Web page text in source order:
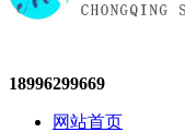
18996299669
网站首页